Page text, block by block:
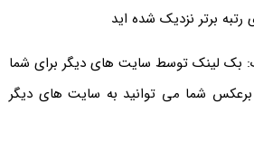
برتر نزدیک شده اید
بک لینک توسط سایت های دیگر برای شما
برعکس شما می توانید به سایت های دیگر